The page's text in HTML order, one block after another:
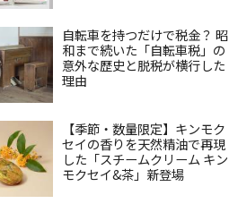
自転車を持つだけで税金？ 昭
和まで続いた「自転車税」の
意外な歴史と脱税が横行した
理由
【季節・数量限定】キンモク
セイの香りを天然精油で再現
した「スチームクリーム キン
モクセイ&茶」新登場